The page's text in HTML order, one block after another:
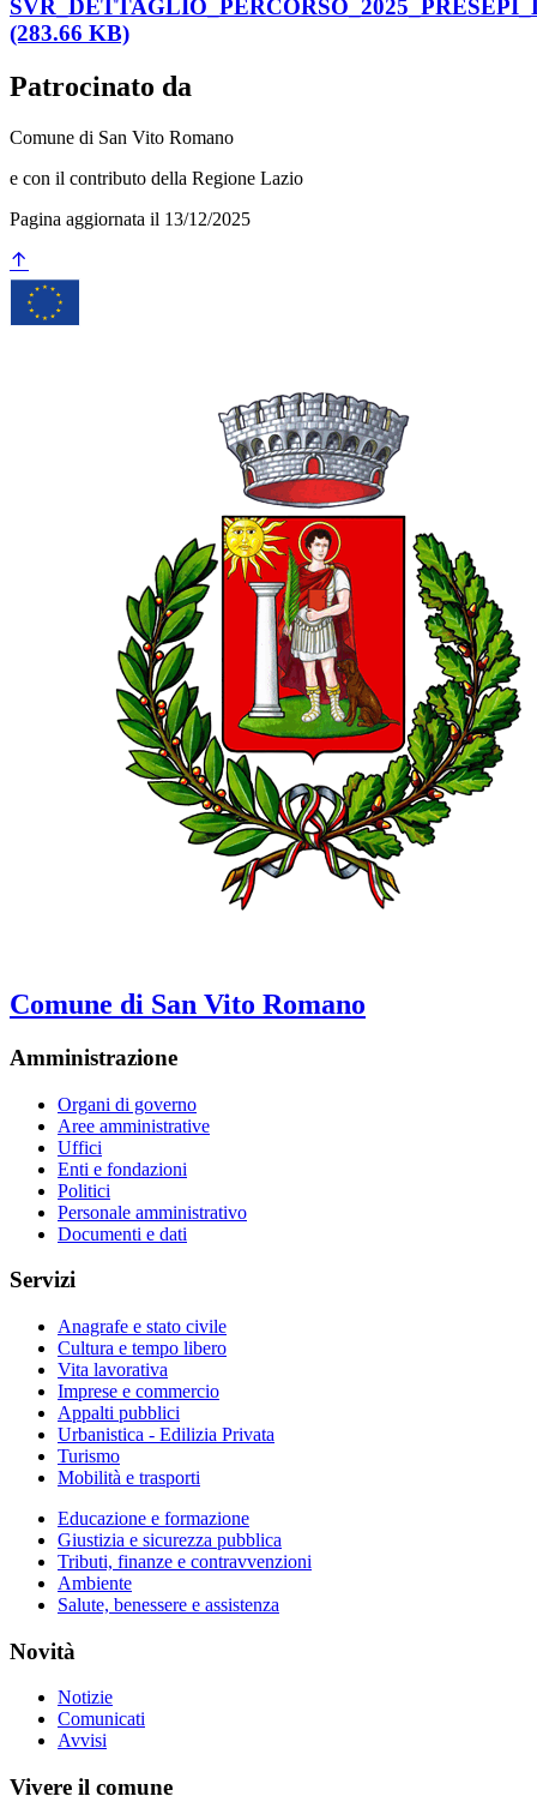
(283.66 KB)
Patrocinato da
Comune di San Vito Romano
e con il contributo della Regione Lazio
Pagina aggiornata il 13/12/2025
Comune di San Vito Romano
Amministrazione
Organi di governo
Aree amministrative
Uffici
Enti e fondazioni
Politici
Personale amministrativo
Documenti e dati
Servizi
Anagrafe e stato civile
Cultura e tempo libero
Vita lavorativa
Imprese e commercio
Appalti pubblici
Urbanistica - Edilizia Privata
Turismo
Mobilità e trasporti
Educazione e formazione
Giustizia e sicurezza pubblica
Tributi, finanze e contravvenzioni
Ambiente
Salute, benessere e assistenza
Novità
Notizie
Comunicati
Avvisi
Vivere il comune